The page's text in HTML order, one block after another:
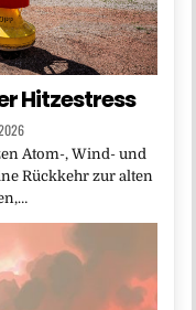
Hitzestress
Atom-, Wind- und
Rückkehr zur alten